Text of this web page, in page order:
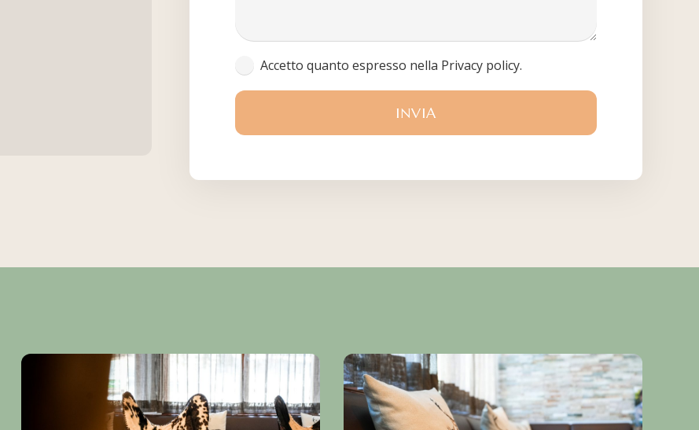
Accetto quanto espresso nella Privacy policy.
INVIA